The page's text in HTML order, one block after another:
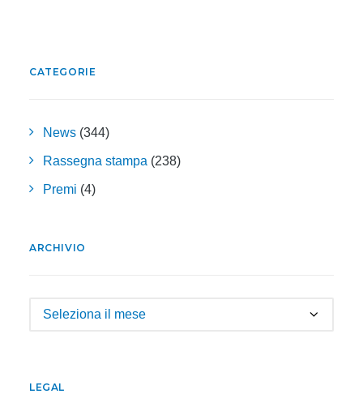
CATEGORIE
News (344)
Rassegna stampa (238)
Premi (4)
ARCHIVIO
Archivio
LEGAL